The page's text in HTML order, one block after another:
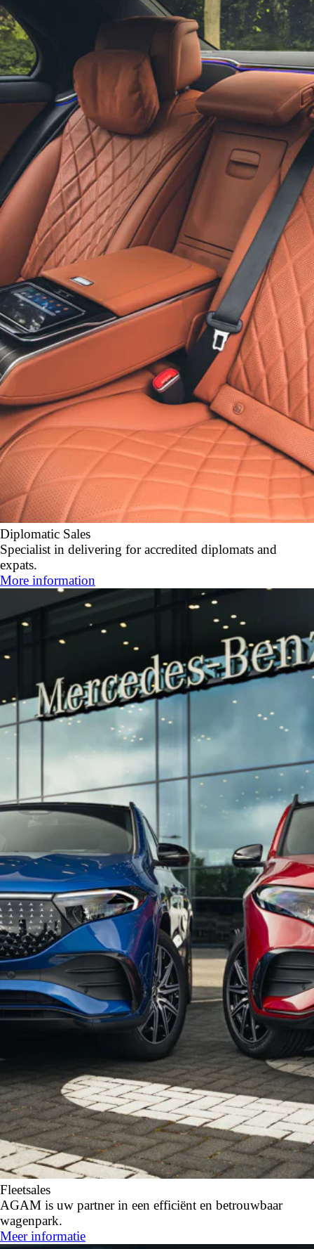
Diplomatic Sales
Specialist in delivering for accredited diplomats and
expats.
More information
Fleetsales
AGAM is uw partner in een efficiënt en betrouwbaar
wagenpark.
Meer informatie